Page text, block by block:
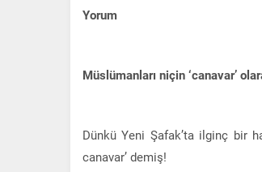
Yorum
Müslümanları niçin ‘canavar’
Dünkü Yeni Şafak’ta ilginç bir
canavar’ demiş!